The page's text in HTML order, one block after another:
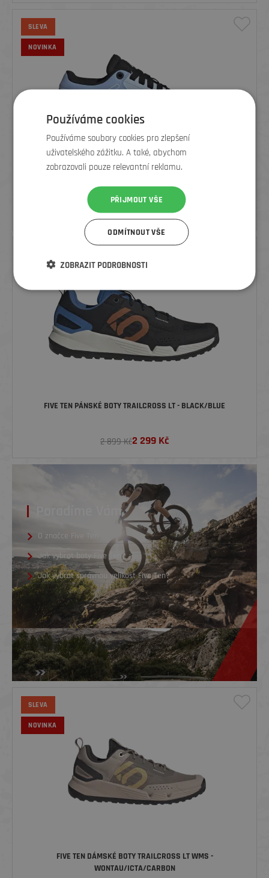
SLEVA
NOVINKA
3 599 Kč2 699Kč
FIVE TEN PÁNSKÉ BOTY TRAILCROSS LT - BLACK/BLUE
2 899 Kč2 299 Kč
Poradíme Vám
O značce Five Ten
Jak vybrat boty Five Ten?
Jak vybrat správnou velikost Five Ten?
SLEVA
NOVINKA
FIVE TEN DÁMSKÉ BOTY TRAILCROSS LT WMS -
WONTAU/ICTA/CARBON
Používáme cookies
Používáme soubory cookies pro zlepšení
uživatelského zážitku. A také, abychom
zobrazovali pouze relevantní reklamu.
PŘIJMOUT VŠE
ODMÍTNOUT VŠE
ZOBRAZIT PODROBNOSTI